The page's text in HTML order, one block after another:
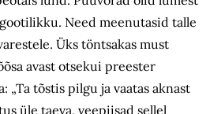
Need meenutasid talle
Üks töntsakas must
avast otsekui preester
„Ta tõstis pilgu ja vaatas aknast
üle taeva, veepiisad sellel